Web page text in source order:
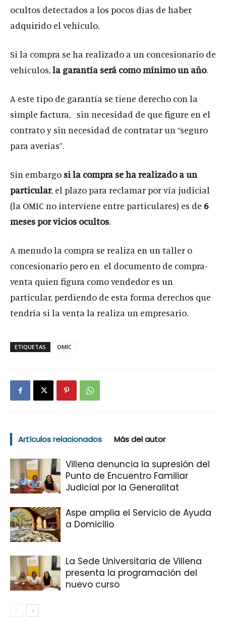
ocultos detectados a los pocos días de haber
adquirido el vehículo.
Si la compra se ha realizado a un concesionario de
vehículos,la garantía será como mínimo un año.
A este tipo de garantía se tiene derecho con la
simple factura, sin necesidad de que figure en el
contrato y sin necesidad de contratar un “seguro
para averías”.
Sin embargo si la compra se ha realizado a un
particular, el plazo para reclamar por vía judicial
(la OMIC no interviene entre particulares) es de 6
meses por vicios ocultos.
A menudo la compra se realiza en un taller o
concesionario pero en el documento de compra-
venta quien figura como vendedor es un
particular, perdiendo de esta forma derechos que
tendría si la venta la realiza un empresario.
ETIQUETAS OMIC
Artículos relacionados Más del autor
Villena denuncia la supresión del
Punto de Encuentro Familiar
Judicial por la Generalitat
Aspe amplia el Servicio de Ayuda
a Domicilio
La Sede Universitaria de Villena
presenta la programación del
nuevo curso